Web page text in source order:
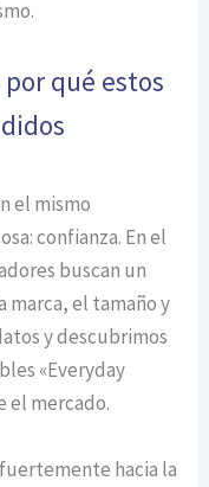
qué estos
el mismo
confianza. En el
buscan un
el tamaño y
y descubrimos
«Everyday
el mercado.
hacia la